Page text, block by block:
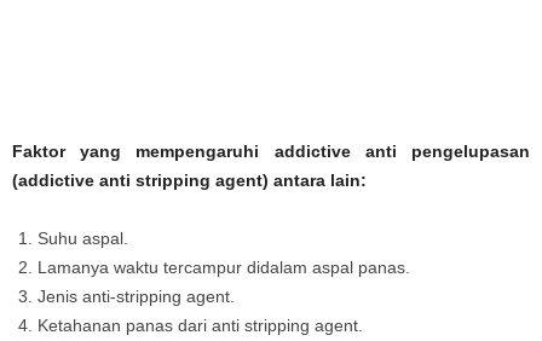
Faktor yang mempengaruhi addictive anti pengelupasan
(addictive anti stripping agent) antara lain:
Suhu aspal.
Lamanya waktu tercampur didalam aspal panas.
Jenis anti-stripping agent.
Ketahanan panas dari anti stripping agent.